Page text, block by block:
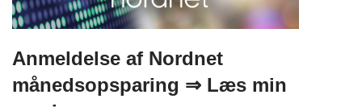
Anmeldelse af Nordnet
månedsopsparing ⇒ Læs min